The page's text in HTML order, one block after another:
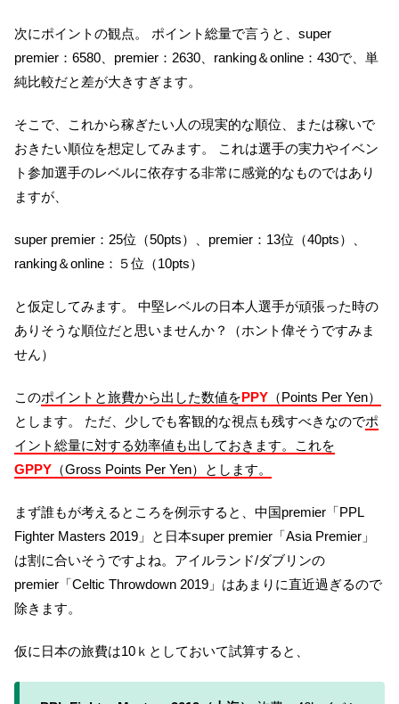
次にポイントの観点。 ポイント総量で言うと、super
premier：6580、premier：2630、ranking＆online：430で、単
純比較だと差が大きすぎます。
そこで、これから稼ぎたい人の現実的な順位、または稼いで
おきたい順位を想定してみます。 これは選手の実力やイベン
ト参加選手のレベルに依存する非常に感覚的なものではあり
ますが、
super premier：25位（50pts）、premier：13位（40pts）、
ranking＆online：５位（10pts）
と仮定してみます。 中堅レベルの日本人選手が頑張った時の
ありそうな順位だと思いませんか？（ホント偉そうですみま
せん）
このポイントと旅費から出した数値をPPY （Points Per Yen）
とします。 ただ、少しでも客観的な視点も残すべきなのでポ
イント総量に対する効率値も出しておきます。これを
GPPY （Gross Points Per Yen）とします。
まず誰もが考えるところを例示すると、中国premier「PPL
Fighter Masters 2019」と日本super premier「Asia Premier」
は割に合いそうですよね。アイルランド/ダブリンの
premier「Celtic Throwdown 2019」はあまりに直近過ぎるので
除きます。
仮に日本の旅費は10ｋとしておいて試算すると、